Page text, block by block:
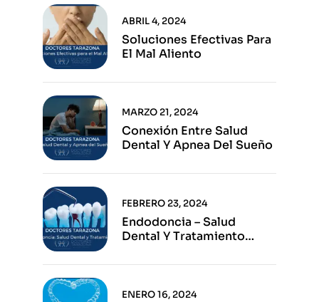
Soluciones Efectivas Para
El Mal Aliento
ABRIL 4, 2024
Conexión Entre Salud
Dental Y Apnea Del Sueño
MARZO 21, 2024
Endodoncia – Salud
Dental Y Tratamiento
FEBRERO 23, 2024
ENERO 16, 2024